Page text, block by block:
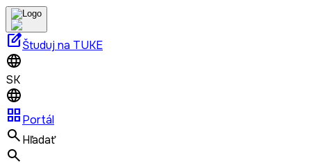
edit_squareŠtuduj na TUKE
SK
grid_viewPortál
Hľadať